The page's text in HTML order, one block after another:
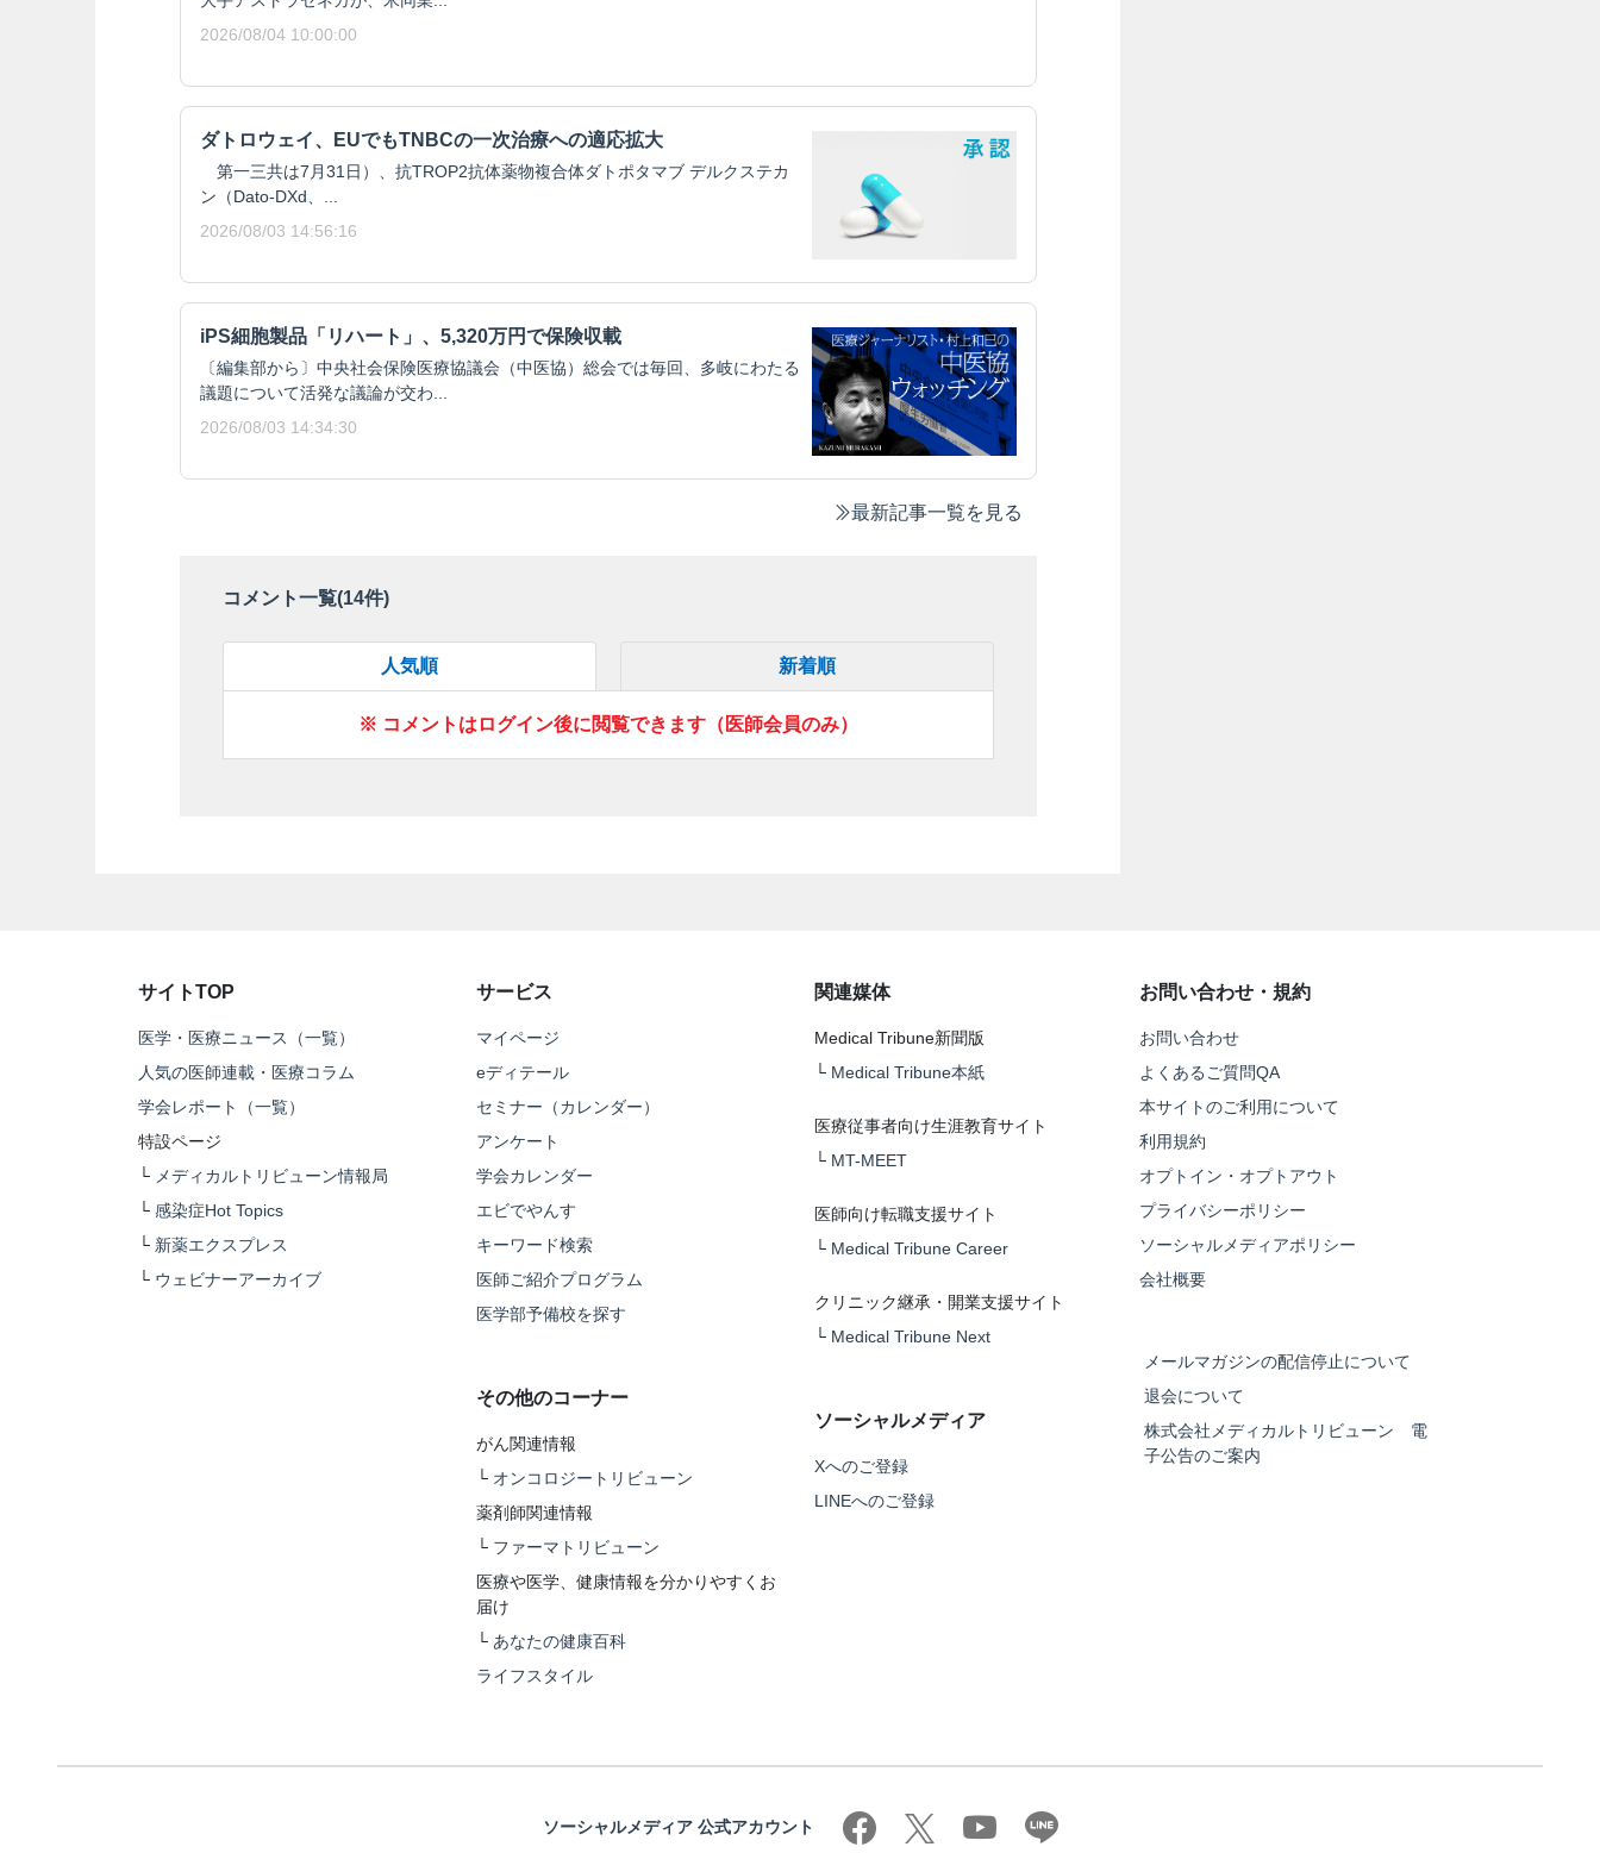
2026/08/04 10:00:00
ダトロウェイ、EUでもTNBCの一次治療への適応拡大
第一三共は7月31日）、抗TROP2抗体薬物複合体ダトポタマブ デルクステカ
ン（Dato-DXd、...
2026/08/03 14:56:16
iPS細胞製品「リハート」、5,320万円で保険収載
〔編集部から〕中央社会保険医療協議会（中医協）総会では毎回、多岐にわたる
議題について活発な議論が交わ...
2026/08/03 14:34:30
最新記事一覧を見る
コメント一覧(14件)
人気順 新着順
※ コメントはログイン後に閲覧できます（医師会員のみ）
サイトTOP
医学・医療ニュース（一覧）
人気の医師連載・医療コラム
学会レポート（一覧）
特設ページ
└ メディカルトリビューン情報局
└ 感染症Hot Topics
└ 新薬エクスプレス
└ ウェビナーアーカイブ
サービス
マイページ
eディテール
セミナー（カレンダー）
アンケート
学会カレンダー
エビでやんす
キーワード検索
医師ご紹介プログラム
医学部予備校を探す
その他のコーナー
がん関連情報
└ オンコロジートリビューン
薬剤師関連情報
└ ファーマトリビューン
医療や医学、健康情報を分かりやすくお
届け
└ あなたの健康百科
ライフスタイル
関連媒体
Medical Tribune新聞版
└ Medical Tribune本紙
医療従事者向け生涯教育サイト
└ MT-MEET
医師向け転職支援サイト
└ Medical Tribune Career
クリニック継承・開業支援サイト
└ Medical Tribune Next
ソーシャルメディア
Xへのご登録
LINEへのご登録
お問い合わせ・規約
お問い合わせ
よくあるご質問QA
本サイトのご利用について
利用規約
オプトイン・オプトアウト
プライバシーポリシー
ソーシャルメディアポリシー
会社概要
メールマガジンの配信停止について
退会について
株式会社メディカルトリビューン 電
子公告のご案内
ソーシャルメディア 公式アカウント